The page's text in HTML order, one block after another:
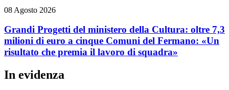
08 Agosto 2026
Grandi Progetti del ministero della Cultura: oltre 7,3
milioni di euro a cinque Comuni del Fermano: «Un
risultato che premia il lavoro di squadra»
In evidenza